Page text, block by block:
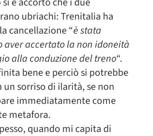
ubriachi: Trenitalia ha
cancellazione “è stata
aver accertato la non idoneità
alla conduzione del treno“.
bene e perciò si potrebbe
sorriso di ilarità, se non
immediatamente come
metafora.
quando mi capita di